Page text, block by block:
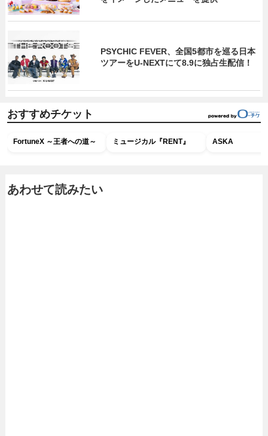
PSYCHIC FEVER、全国5都市を巡る日本
ツアーをU‐NEXTにて8.9に独占生配信！
おすすめチケット
FortuneX ～王者への道～ ミュージカル『RENT』 ASKA
あわせて読みたい